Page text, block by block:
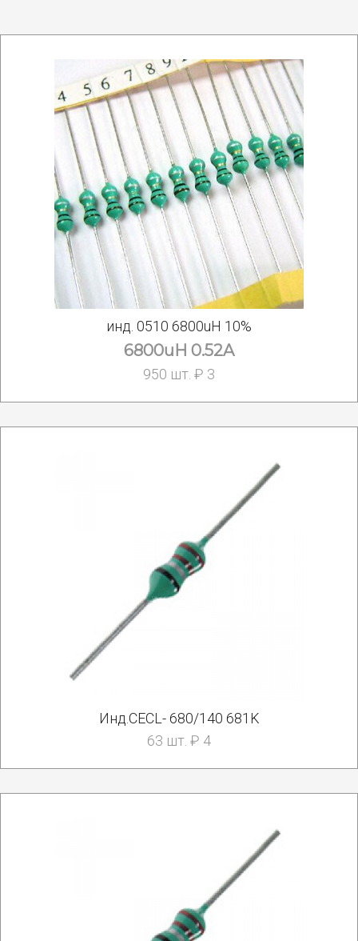
инд. 0510 6800uH 10%
6800uH 0.52A
950 шт. ₽ 3
Инд.CECL- 680/140 681K
63 шт. ₽ 4